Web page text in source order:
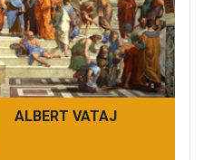
ALBERT VATAJ